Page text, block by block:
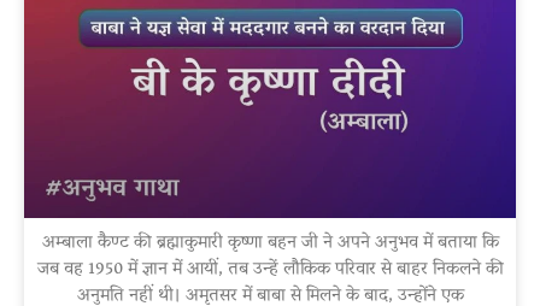
अम्बाला कैण्ट की ब्रह्माकुमारी कृष्णा बहन जी ने अपने अनुभव में बताया कि
जब वह 1950 में ज्ञान में आयीं, तब उन्हें लौकिक परिवार से बाहर निकलने की
अनुमति नहीं थी। अमृतसर में बाबा से मिलने के बाद, उन्होंने एक